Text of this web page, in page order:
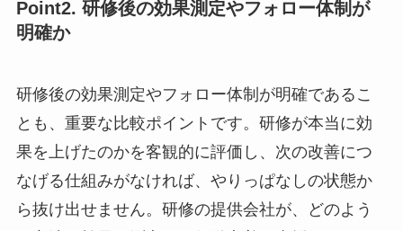
Point2. 研修後の効果測定やフォロー体制が
研修後の効果測定やフォロー体制が明確であるこ
とも、重要な比較ポイントです。研修が本当に効
果を上げたのかを客観的に評価し、次の改善につ
なげる仕組みがなければ、やりっぱなしの状態か